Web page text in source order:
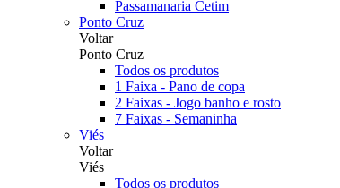
Passamanaria Cetim
Ponto Cruz
Voltar
Ponto Cruz
Todos os produtos
1 Faixa - Pano de copa
2 Faixas - Jogo banho e rosto
7 Faixas - Semaninha
Viés
Voltar
Viés
Todos os produtos